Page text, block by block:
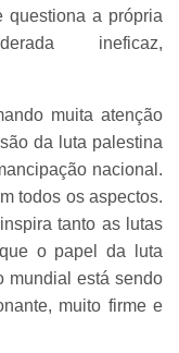
questiona a própria
ineficaz,
muita atenção
da luta palestina
nacional.
todos os aspectos.
tanto as lutas
o papel da luta
mundial está sendo
muito firme e